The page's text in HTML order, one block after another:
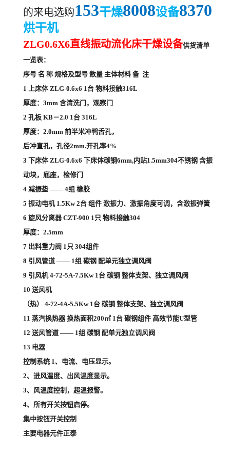
的来电选购153干燥8008设备8370
烘干机
ZLG0.6X6直线振动流化床干燥设备供货清单
一览表：
序号 名 称 规格及型号 数量 主体材料 备 注
1 上床体 ZLG-0.6x6 1台 物料接触316L
厚度：3mm 含清洗门，观察门
2 孔板 KB－2.0 1台 316L
厚度：2.0mm 前半米冲鸭舌孔，
后冲直孔，孔径2mm.开孔率4%
3 下床体 ZLG-0.6x6 下床体碳钢6mm,内贴1.5mm304不锈钢 含振
动块，底座，检修门
4 减振垫 —— 4组 橡胶
5 振动电机 1.5Kw 2台 组件 激振力、激振角度可调，含激振弹簧
6 旋风分离器 CZT-900 1只 物料接触304
厚度：2.5mm
7 出料重力阀 1只 304组件
8 引风管道 —— 1组 碳钢 配单元独立调风阀
9 引风机 4-72-5A-7.5Kw 1台 碳钢 整体支架、独立调风阀
10 送风机
（热） 4-72-4A-5.5Kw 1台 碳钢 整体支架、独立调风阀
11 蒸汽换热器 换热面积200㎡ 1台 碳钢组件 高效节能U型管
12 送风管道 —— 1组 碳钢 配单元独立调风阀
13 电器
控制系统 1、电流、电压显示。
2、进风温度、出风温度显示。
3、风温度控制，超温报警。
4、所有开关按钮启停。
集中按钮开关控制
主要电器元件正泰